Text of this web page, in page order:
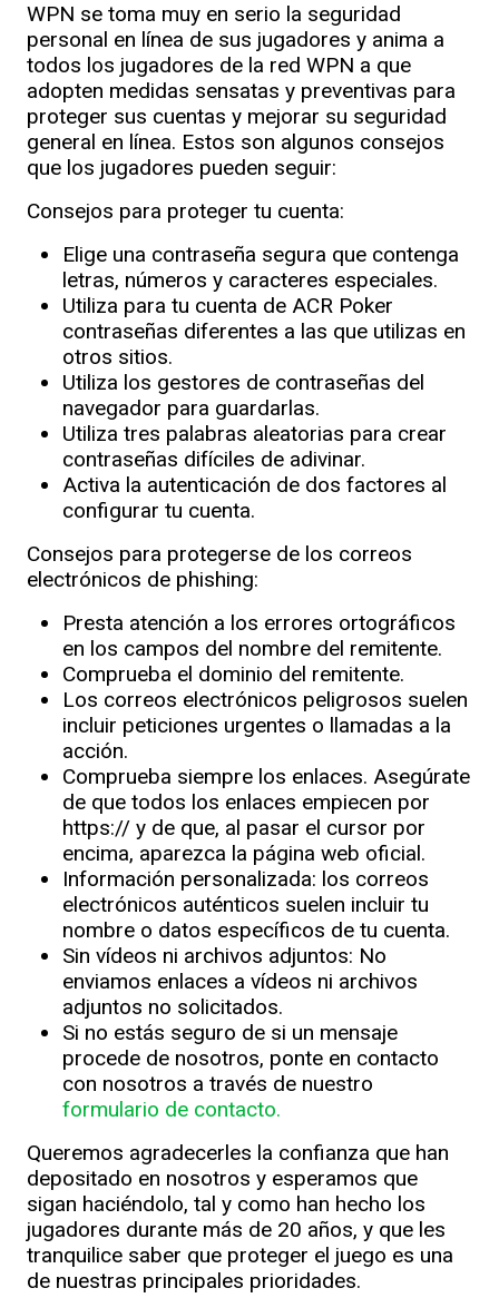
WPN se toma muy en serio la seguridad
personal en línea de sus jugadores y anima a
todos los jugadores de la red WPN a que
adopten medidas sensatas y preventivas para
proteger sus cuentas y mejorar su seguridad
general en línea. Estos son algunos consejos
que los jugadores pueden seguir:
Consejos para proteger tu cuenta:
Elige una contraseña segura que contenga
letras, números y caracteres especiales.
Utiliza para tu cuenta de ACR Poker
contraseñas diferentes a las que utilizas en
otros sitios.
Utiliza los gestores de contraseñas del
navegador para guardarlas.
Utiliza tres palabras aleatorias para crear
contraseñas difíciles de adivinar.
Activa la autenticación de dos factores al
configurar tu cuenta.
Consejos para protegerse de los correos
electrónicos de phishing:
Presta atención a los errores ortográficos
en los campos del nombre del remitente.
Comprueba el dominio del remitente.
Los correos electrónicos peligrosos suelen
incluir peticiones urgentes o llamadas a la
acción.
Comprueba siempre los enlaces. Asegúrate
de que todos los enlaces empiecen por
https:// y de que, al pasar el cursor por
encima, aparezca la página web oficial.
Información personalizada: los correos
electrónicos auténticos suelen incluir tu
nombre o datos específicos de tu cuenta.
Sin vídeos ni archivos adjuntos: No
enviamos enlaces a vídeos ni archivos
adjuntos no solicitados.
Si no estás seguro de si un mensaje
procede de nosotros, ponte en contacto
con nosotros a través de nuestro
formulario de contacto.
Queremos agradecerles la confianza que han
depositado en nosotros y esperamos que
sigan haciéndolo, tal y como han hecho los
jugadores durante más de 20 años, y que les
tranquilice saber que proteger el juego es una
de nuestras principales prioridades.